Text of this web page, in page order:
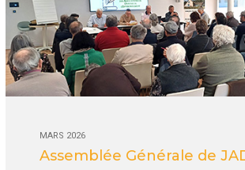
MARS 2026
Assemblée Générale de